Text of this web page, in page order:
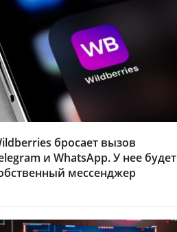
бросает вызов
и WhatsApp. У нее будет
мессенджер